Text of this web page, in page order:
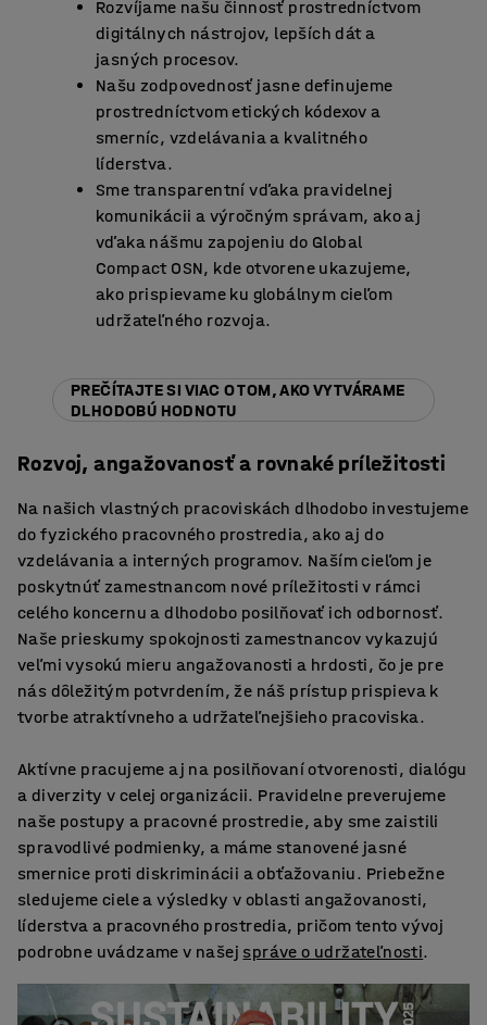
Rozvíjame našu činnosť prostredníctvom
digitálnych nástrojov, lepších dát a
jasných procesov.
Našu zodpovednosť jasne definujeme
prostredníctvom etických kódexov a
smerníc, vzdelávania a kvalitného
líderstva.
Sme transparentní vďaka pravidelnej
komunikácii a výročným správam, ako aj
vďaka nášmu zapojeniu do Global
Compact OSN, kde otvorene ukazujeme,
ako prispievame ku globálnym cieľom
udržateľného rozvoja.
PREČÍTAJTE SI VIAC O TOM, AKO VYTVÁRAME
DLHODOBÚ HODNOTU
Rozvoj, angažovanosť a rovnaké príležitosti
Na našich vlastných pracoviskách dlhodobo investujeme
do fyzického pracovného prostredia, ako aj do
vzdelávania a interných programov. Naším cieľom je
poskytnúť zamestnancom nové príležitosti v rámci
celého koncernu a dlhodobo posilňovať ich odbornosť.
Naše prieskumy spokojnosti zamestnancov vykazujú
veľmi vysokú mieru angažovanosti a hrdosti, čo je pre
nás dôležitým potvrdením, že náš prístup prispieva k
tvorbe atraktívneho a udržateľnejšieho pracoviska.
Aktívne pracujeme aj na posilňovaní otvorenosti, dialógu
a diverzity v celej organizácii. Pravidelne preverujeme
naše postupy a pracovné prostredie, aby sme zaistili
spravodlivé podmienky, a máme stanovené jasné
smernice proti diskriminácii a obťažovaniu. Priebežne
sledujeme ciele a výsledky v oblasti angažovanosti,
líderstva a pracovného prostredia, pričom tento vývoj
podrobne uvádzame v našej správe o udržateľnosti.